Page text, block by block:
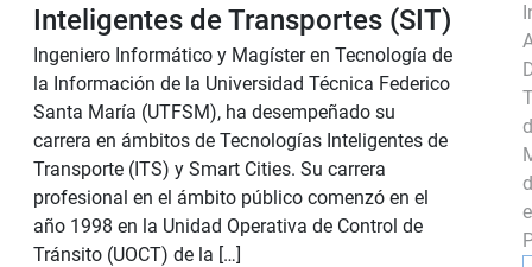
Inteligentes de Transportes (SIT)
Ingeniero Informático y Magíster en Tecnología de
la Información de la Universidad Técnica Federico
Santa María (UTFSM), ha desempeñado su
carrera en ámbitos de Tecnologías Inteligentes de
Transporte (ITS) y Smart Cities. Su carrera
profesional en el ámbito público comenzó en el
año 1998 en la Unidad Operativa de Control de
Tránsito (UOCT) de la […]